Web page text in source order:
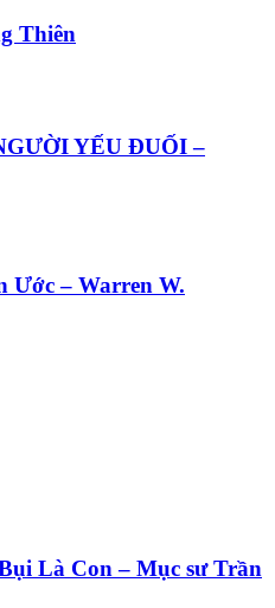
Thiên
YẾU ĐUỐI –
Ước – Warren W.
Là Con – Mục sư Trần